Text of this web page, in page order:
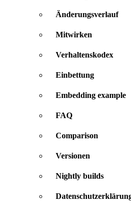
Änderungsverlauf
Mitwirken
Verhaltenskodex
Einbettung
Embedding example
FAQ
Comparison
Versionen
Nightly builds